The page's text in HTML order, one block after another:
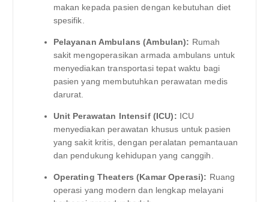
makan kepada pasien dengan kebutuhan diet
spesifik.
Pelayanan Ambulans (Ambulan): Rumah
sakit mengoperasikan armada ambulans untuk
menyediakan transportasi tepat waktu bagi
pasien yang membutuhkan perawatan medis
darurat.
Unit Perawatan Intensif (ICU): ICU
menyediakan perawatan khusus untuk pasien
yang sakit kritis, dengan peralatan pemantauan
dan pendukung kehidupan yang canggih.
Operating Theaters (Kamar Operasi): Ruang
operasi yang modern dan lengkap melayani